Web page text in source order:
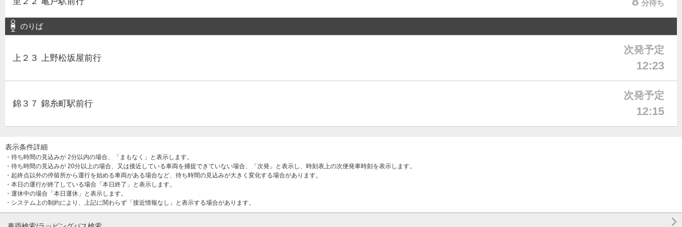
分待ち
のりば
上２３ 上野松坂屋前行
次発予定
12:23
錦３７ 錦糸町駅前行
次発予定
12:15
表示条件詳細
・待ち時間の見込みが 2分以内の場合、「まもなく」と表示します。
・待ち時間の見込みが 20分以上の場合、又は接近している車両を捕捉できていない場合、「次発」と表示し、時刻表上の次便発車時刻を表示します。
・起終点以外の停留所から運行を始める車両がある場合など、待ち時間の見込みが大きく変化する場合があります。
・本日の運行が終了している場合「本日終了」と表示します。
・運休中の場合「本日運休」と表示します。
・システム上の制約により、上記に関わらず「接近情報なし」と表示する場合があります。
